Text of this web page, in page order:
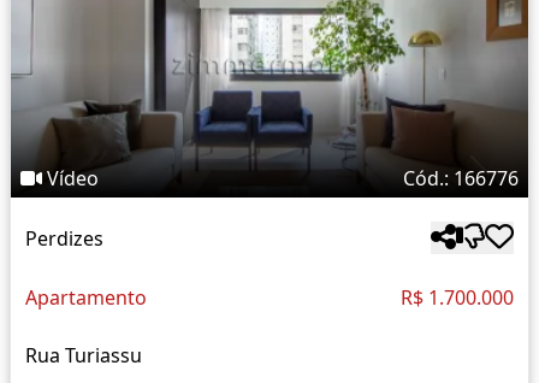
Vídeo Cód.: 166776
Perdizes
Apartamento R$ 1.700.000
Rua Turiassu